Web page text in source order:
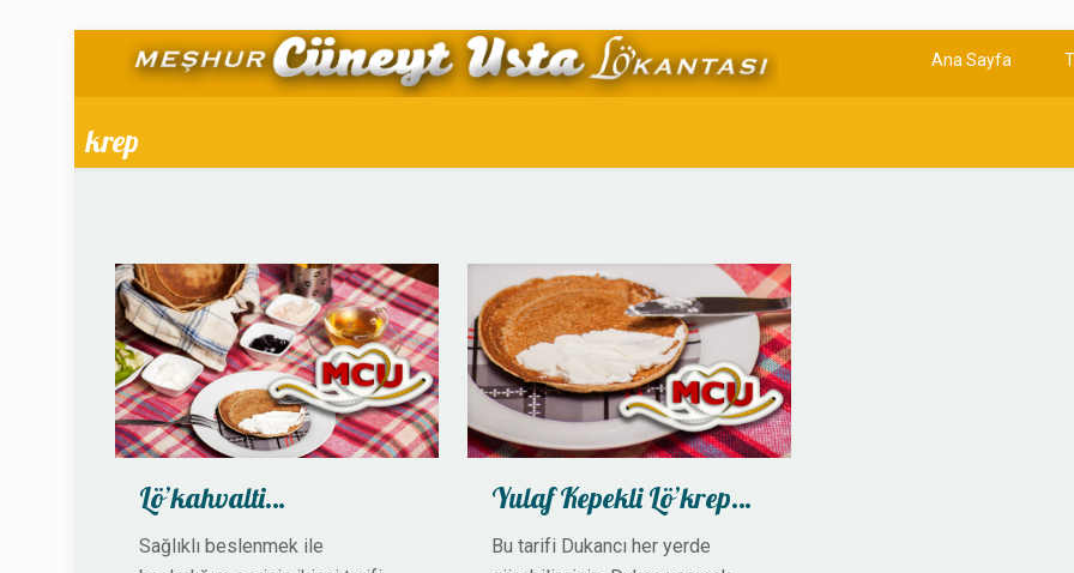
Ana Sayfa
krep
Lö’kahvalti…
Sağlıklı beslenmek ile
Yulaf Kepekli Lö’krep…
Bu tarifi Dukancı her yerde